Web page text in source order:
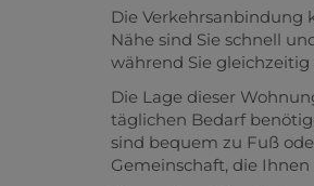
Die Verkehrsanbindung
Nähe sind Sie schnell
während Sie
Die Lage dieser
täglichen Bedarf
sind bequem zu Fuß
Gemeinschaft, die